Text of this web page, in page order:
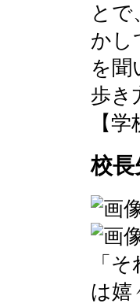
とで
かし
を聞
歩き
【
校
「
は嬉